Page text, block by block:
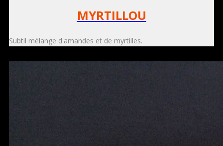
MYRTILLOU
Subtil mélange d'amandes et de myrtilles.